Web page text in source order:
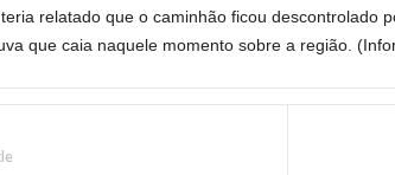
relatado que o caminhão ficou descontrolado
que caia naquele momento sobre a região.